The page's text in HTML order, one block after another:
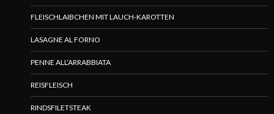
FLEISCHLAIBCHEN MIT LAUCH-KAROTTEN
LASAGNE AL FORNO
PENNE ALL’ARRABBIATA
REISFLEISCH
RINDSFILETSTEAK